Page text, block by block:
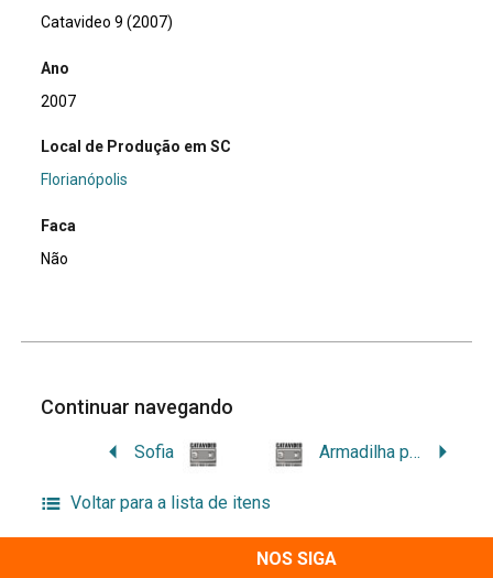
Catavideo 9 (2007)
Ano
2007
Local de Produção em SC
Florianópolis
Faca
Não
Continuar navegando
Sofia Armadilha para Apanhar Bruxa
Voltar para a lista de itens
NOS SIGA